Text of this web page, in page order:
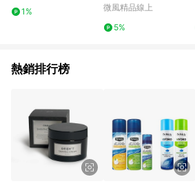
1%
濕修護髮膜
微風精品線上
5%
熱銷排行榜